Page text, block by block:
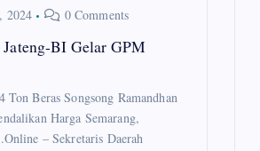
2024
0 Comments
Jateng-BI Gelar GPM
Ton Beras Songsong Ramandhan
Harga Semarang,
– Sekretaris Daerah